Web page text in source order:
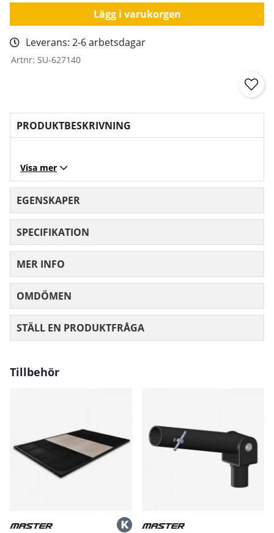
Lägg i varukorgen
Leverans: 2-6 arbetsdagar
Artnr: SU-627140
PRODUKTBESKRIVNING
Visa mer
EGENSKAPER
SPECIFIKATION
MER INFO
OMDÖMEN
STÄLL EN PRODUKTFRÅGA
Tillbehör